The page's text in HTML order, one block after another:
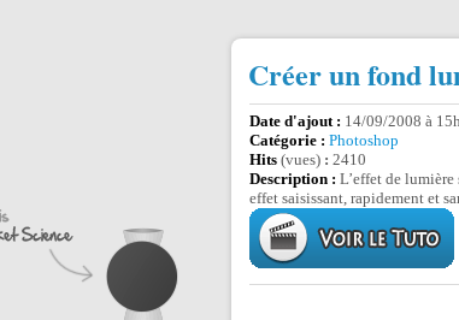
Créer un fond
Date d'ajout : 14/09/2008 à
Catégorie : Photoshop
Hits (vues) : 2410
Description : L’effet de
effet saisissant, rapidement et